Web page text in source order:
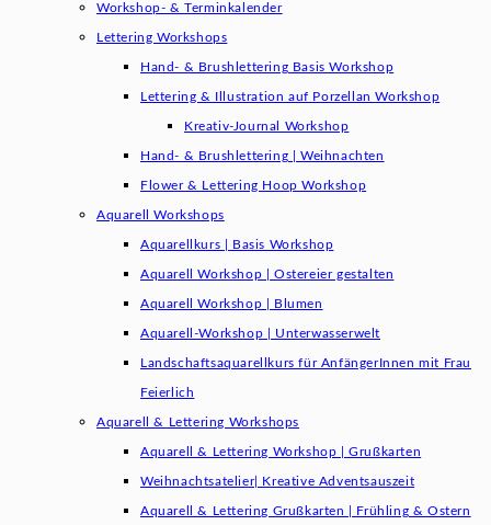
Workshop- & Terminkalender
Lettering Workshops
Hand- & Brushlettering Basis Workshop
Lettering & Illustration auf Porzellan Workshop
Kreativ-Journal Workshop
Hand- & Brushlettering | Weihnachten
Flower & Lettering Hoop Workshop
Aquarell Workshops
Aquarellkurs | Basis Workshop
Aquarell Workshop | Ostereier gestalten
Aquarell Workshop | Blumen
Aquarell-Workshop | Unterwasserwelt
Landschaftsaquarellkurs für AnfängerInnen mit Frau
Feierlich
Aquarell & Lettering Workshops
Aquarell & Lettering Workshop | Grußkarten
Weihnachtsatelier| Kreative Adventsauszeit
Aquarell & Lettering Grußkarten | Frühling & Ostern